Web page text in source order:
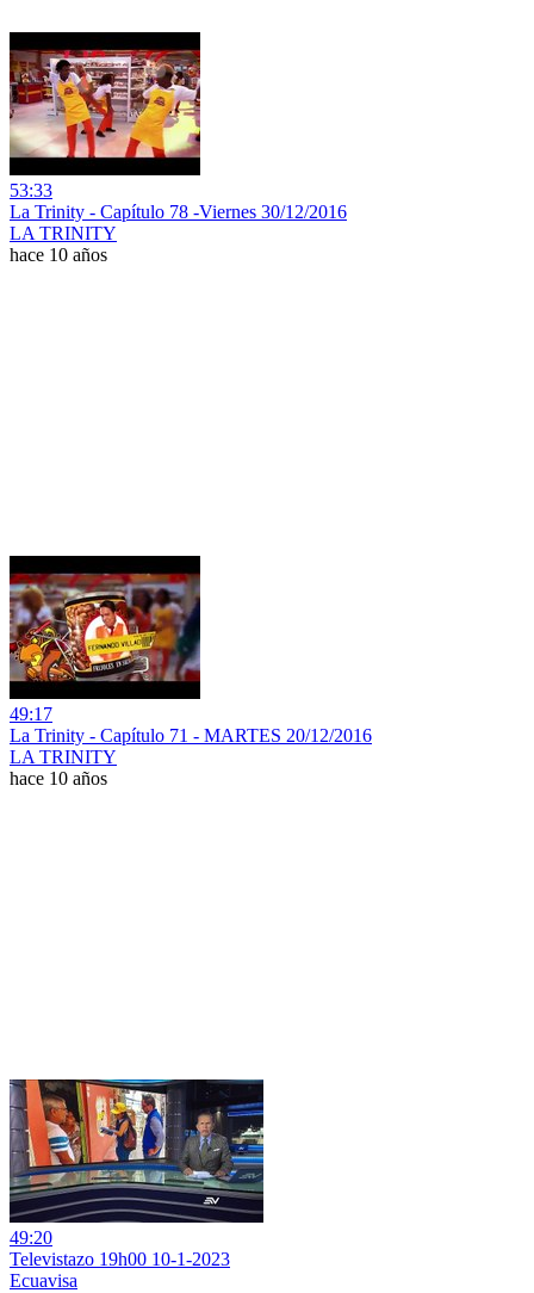
53:33
La Trinity - Capítulo 78 -Viernes 30/12/2016
LA TRINITY
hace 10 años
49:17
La Trinity - Capítulo 71 - MARTES 20/12/2016
LA TRINITY
hace 10 años
49:20
Televistazo 19h00 10-1-2023
Ecuavisa